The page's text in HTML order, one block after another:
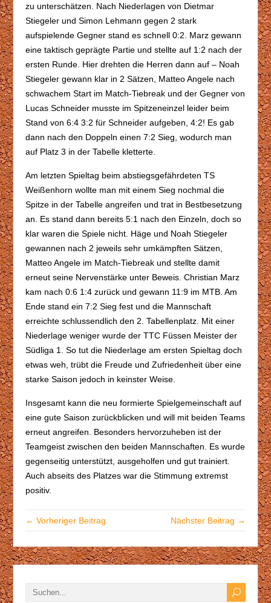
zu unterschätzen. Nach Niederlagen von Dietmar
Stiegeler und Simon Lehmann gegen 2 stark
aufspielende Gegner stand es schnell 0:2. Marz gewann
eine taktisch geprägte Partie und stellte auf 1:2 nach der
ersten Runde. Hier drehten die Herren dann auf – Noah
Stiegeler gewann klar in 2 Sätzen, Matteo Angele nach
schwachem Start im Match-Tiebreak und der Gegner von
Lucas Schneider musste im Spitzeneinzel leider beim
Stand von 6:4 3:2 für Schneider aufgeben, 4:2! Es gab
dann nach den Doppeln einen 7:2 Sieg, wodurch man
auf Platz 3 in der Tabelle kletterte.
Am letzten Spieltag beim abstiegsgefährdeten TS
Weißenhorn wollte man mit einem Sieg nochmal die
Spitze in der Tabelle angreifen und trat in Bestbesetzung
an. Es stand dann bereits 5:1 nach den Einzeln, doch so
klar waren die Spiele nicht. Häge und Noah Stiegeler
gewannen nach 2 jeweils sehr umkämpften Sätzen,
Matteo Angele im Match-Tiebreak und stellte damit
erneut seine Nervenstärke unter Beweis. Christian Marz
kam nach 0:6 1:4 zurück und gewann 11:9 im MTB. Am
Ende stand ein 7:2 Sieg fest und die Mannschaft
erreichte schlussendlich den 2. Tabellenplatz. Mit einer
Niederlage weniger wurde der TTC Füssen Meister der
Südliga 1. So tut die Niederlage am ersten Spieltag doch
etwas weh, trübt die Freude und Zufriedenheit über eine
starke Saison jedoch in keinster Weise.
Insgesamt kann die neu formierte Spielgemeinschaft auf
eine gute Saison zurückblicken und will mit beiden Teams
erneut angreifen. Besonders hervorzuheben ist der
Teamgeist zwischen den beiden Mannschaften. Es wurde
gegenseitig unterstützt, ausgeholfen und gut trainiert.
Auch abseits des Platzes war die Stimmung extremst
positiv.
← Vorheriger Beitrag Nächster Beitrag →